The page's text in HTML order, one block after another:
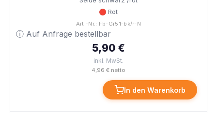
Rot
Art.-Nr.: Fb-Gr51-bk/r-N
ⓘ Auf Anfrage bestellbar
5,90 €
inkl. MwSt.
4,96 € netto
In den Warenkorb